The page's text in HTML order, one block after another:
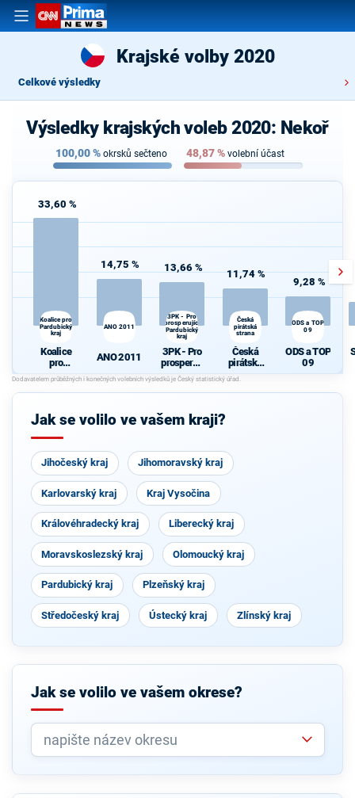
Krajské volby 2020
Celkové výsledky
Výsledky krajských voleb 2020: Nekoř
100,00% okrsků sečteno 48,87% volební účast
33,60 %
Koalice pro
Pardubický
kraj
Koalice
pro
Pardubick
ý kraj
14,75 %
ANO 2011
ANO 2011
13,66 %
3PK - Pro
prosperující
Pardubický
kraj
3PK - Pro
prosperují
cí
Pardubick
ý kraj
11,74 %
Česká
pirátská
strana
Česká
pirátská
strana
9,28 %
ODS a TOP
09
ODS a TOP
09
Jak se volilo ve vašem kraji?
Jihočeský kraj Jihomoravský kraj
Karlovarský kraj Kraj Vysočina
Královéhradecký kraj Liberecký kraj
Moravskoslezský kraj Olomoucký kraj
Pardubický kraj Plzeňský kraj
Středočeský kraj Ústecký kraj Zlínský kraj
Jak se volilo ve vašem okrese?